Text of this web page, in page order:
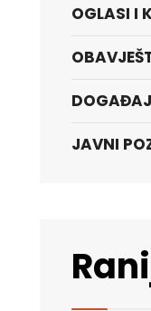
OGLASI I
JAVNI